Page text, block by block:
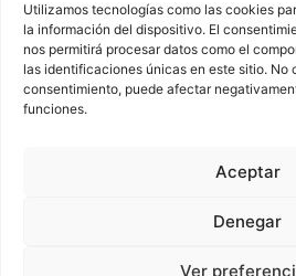
Utilizamos tecnologías como las cookies
la información del dispositivo. El
nos permitirá procesar datos como el
las identificaciones únicas en este sitio. No
consentimiento, puede afectar
funciones.
Aceptar
Denegar
Ver
VIDEOCONFERENCIAS
CONTACTO